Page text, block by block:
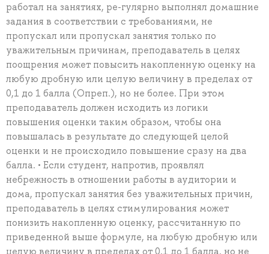
работал на занятиях, ре-гулярно выполнял домашние
задания в соответствии с требованиями, не
пропускал или пропускал занятия только по
уважительным причинам, преподаватель в целях
поощрения может повысить накопленную оценку на
любую дробную или целую величину в пределах от
0,1 до 1 балла (Опреп.), но не более. При этом
преподаватель должен исходить из логики
повышения оценки таким образом, чтобы она
повышалась в результате до следующей целой
оценки и не происходило повышение сразу на два
балла. • Если студент, напротив, проявлял
небрежность в отношении работы в аудитории и
дома, пропускал занятия без уважительных причин,
преподаватель в целях стимулирования может
понизить накопленную оценку, рассчитанную по
приведенной выше формуле, на любую дробную или
целую величину в пределах от 0,1 до 1 балла, но не